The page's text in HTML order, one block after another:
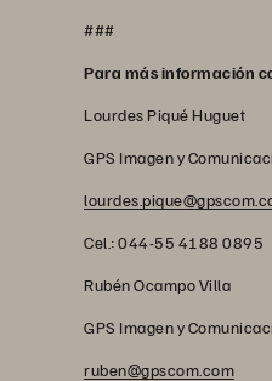
###
Para más información
Lourdes Piqué Huguet
GPS Imagen y
Cel.: 044-55 4188 0895
Rubén Ocampo Villa
GPS Imagen y
ruben@gpscom.com